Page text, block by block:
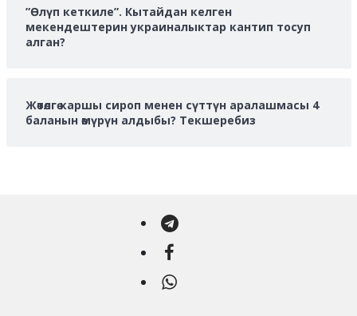
”Өлүп кеткиле”. Кытайдан келген
мекендештерин украиналыктар кантип тосуп
алган?
Жөтөлгө каршы сироп менен сүттүн аралашмасы 4
баланын өмүрүн алдыбы? Текшеребиз
Telegram
Facebook
WhatsApp